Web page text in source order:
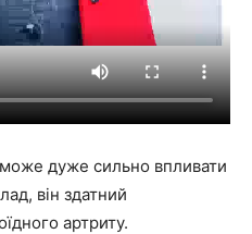
дуже сильно впливати
він здатний
артриту.